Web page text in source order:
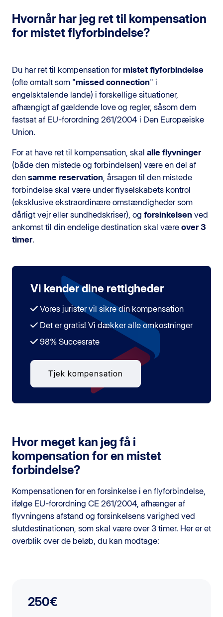
Hvornår har jeg ret til kompensation
for mistet flyforbindelse?
Du har ret til kompensation formistet flyforbindelse
(ofte omtalt som "missed connection" i
engelsktalende lande) i forskellige situationer,
afhængigt af gældende love og regler, såsom dem
fastsat af EU-forordning 261/2004 i Den Europæiske
Union.
For at have ret til kompensation, skal alle flyvninger
(både den mistede og forbindelsen) være en del af
den samme reservation , årsagen til den mistede
forbindelse skal være under flyselskabets kontrol
(eksklusive ekstraordinære omstændigheder som
dårligt vejr eller sundhedskriser), og forsinkelsen ved
ankomst til din endelige destination skal være over 3
timer.
Vi kender dine rettigheder
Vores jurister vil sikre din kompensation
Det er gratis! Vi dækker alle omkostninger
98% Succesrate
Tjek kompensation
Hvor meget kan jeg få i
kompensation for en mistet
forbindelse?
Kompensationen for en forsinkelse i en flyforbindelse,
ifølge EU-forordning CE 261/2004, afhænger af
flyvningens afstand og forsinkelsens varighed ved
slutdestinationen, som skal være over 3 timer. Her er et
overblik over de beløb, du kan modtage:
250€